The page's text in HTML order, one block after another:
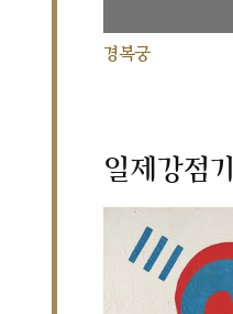
경복궁
일제강점기